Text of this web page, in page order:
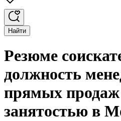
Найти
Резюме
должность
прямых продаж
занятостью в